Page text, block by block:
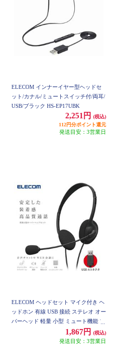
ELECOM インナーイヤー型ヘッドセ
ット/カナル/ミュートスイッチ付/両耳/
USB/ブラック HS-EP17UBK
2,251円
(税込)
112円分ポイント還元
発送目安：3営業日
ELECOM ヘッドセット マイク付き ヘ
ッドホン 有線 USB 接続 ステレオ オー
バーヘッド 軽量 小型 ミュート機能 ブ
1,867円 (税込)
発送目安：3営業日